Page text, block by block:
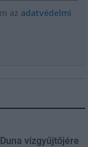
az adatvédelmi
vízgyűjtőjére